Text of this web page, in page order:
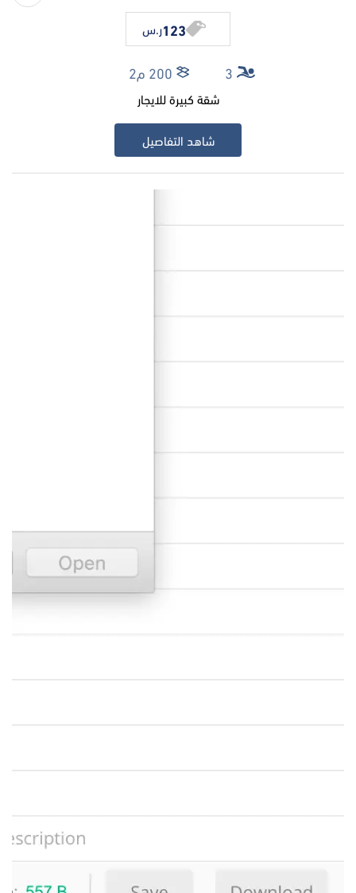
123ر.س
3 200 م2
شقة كبيرة للايجار
شاهد التفاصيل